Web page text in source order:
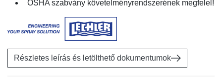
OSHA szabvány követelményrendszerének megfelel!
Részletes leírás és letölthető dokumentumok